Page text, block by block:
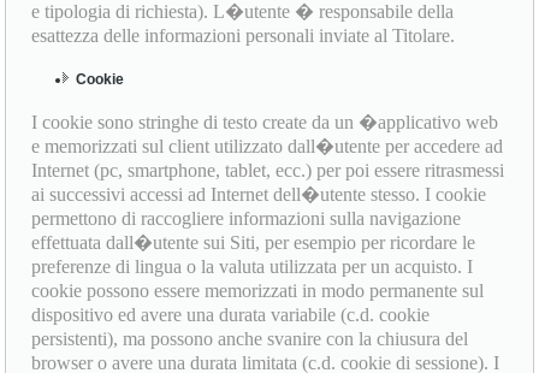
e tipologia di richiesta). L�utente � responsabile della
esattezza delle informazioni personali inviate al Titolare.
Cookie
I cookie sono stringhe di testo create da un �applicativo web
e memorizzati sul client utilizzato dall�utente per accedere ad
Internet (pc, smartphone, tablet, ecc.) per poi essere ritrasmessi
ai successivi accessi ad Internet dell�utente stesso. I cookie
permettono di raccogliere informazioni sulla navigazione
effettuata dall�utente sui Siti, per esempio per ricordare le
preferenze di lingua o la valuta utilizzata per un acquisto. I
cookie possono essere memorizzati in modo permanente sul
dispositivo ed avere una durata variabile (c.d. cookie
persistenti), ma possono anche svanire con la chiusura del
browser o avere una durata limitata (c.d. cookie di sessione). I